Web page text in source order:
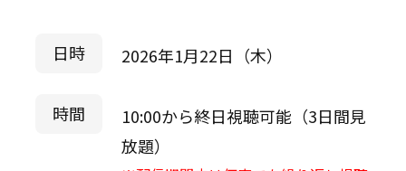
日時 2026年1月22日（木）
時間
10:00から終日視聴可能（3日間見
放題）